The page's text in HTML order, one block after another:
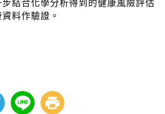
結合化學分析得到的健康風險評估
料作驗證。